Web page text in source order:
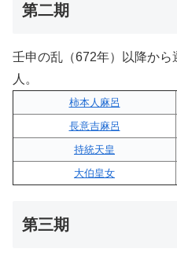
第二期
壬申の乱（672年）以降か
人。
柿本人麻呂
長意吉麻呂
持統天皇
大伯皇女
第三期